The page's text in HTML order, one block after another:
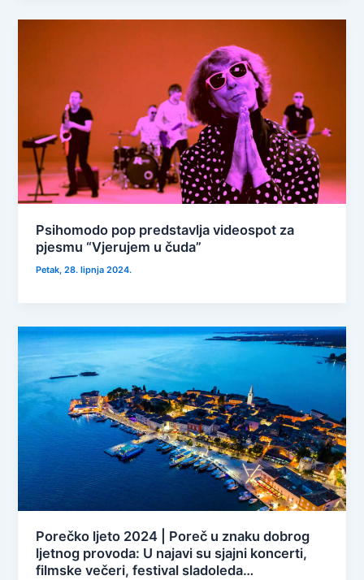
Psihomodo pop predstavlja videospot za
pjesmu “Vjerujem u čuda”
Petak, 28. lipnja 2024.
Porečko ljeto 2024 | Poreč u znaku dobrog
ljetnog provoda: U najavi su sjajni koncerti,
filmske večeri, festival sladoleda…